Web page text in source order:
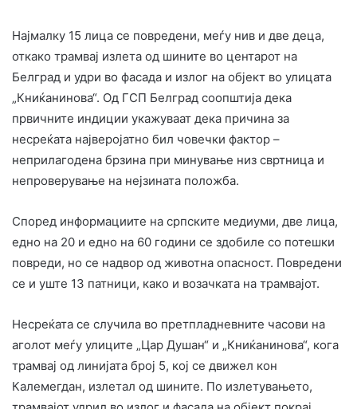
Најмалку 15 лица се повредени, меѓу нив и две деца,
откако трамвај излета од шините во центарот на
Белград и удри во фасада и излог на објект во улицата
„Книќанинова“. Од ГСП Белград соопштија дека
првичните индиции укажуваат дека причина за
несреќата најверојатно бил човечки фактор –
неприлагодена брзина при минување низ свртница и
непроверување на нејзината положба.
Според информациите на српските медиуми, две лица,
едно на 20 и едно на 60 години се здобиле со потешки
повреди, но се надвор од животна опасност. Повредени
се и уште 13 патници, како и возачката на трамвајот.
Несреќата се случила во претпладневните часови на
аголот меѓу улиците „Цар Душан“ и „Книќанинова“, кога
трамвај од линијата број 5, кој се движел кон
Калемегдан, излетал од шините. По излетувањето,